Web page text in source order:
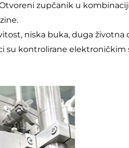
zupčanik u
niska buka, duga životna
su kontrolirane elektroničkim